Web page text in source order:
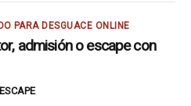
PARA DESGUACE ONLINE
admisión o escape con